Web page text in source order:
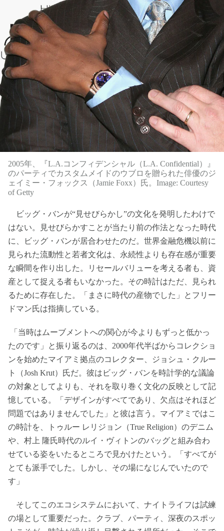
2005年、『L.A.コンフィデンシャル（L.A. Confidential）』
のパーティでカスタムメイドのウブロを贈られた俳優のジ
ェイミー・フォックス（Jamie Foxx）氏。Image: Courtesy
of Getty
ビッグ・バンが“見せびらかし”の文化を発明したわけで
はない。見せびらかすことが当たり前の作法となった時代
に、ビッグ・バンが居合わせたのだ。世界金融危機以前に
見られた流動性と若者文化は、永続性よりも存在感が重要
な瞬間を作り出した。リセールバリューを考える者も、資
産として捉える者もいなかった。その時計はただ、見られ
るために存在した。「まさに時代の産物でした」とフリー
ドマン氏は指摘している。
「当時はムーブメントへの関心が今よりもずっと低かっ
たのです」と振り返るのは、2000年代半ばからコレクショ
ンを始めたマイアミ拠点のコレクター、ジョシュ・クルー
ト（Josh Krut）氏だ。彼はビッグ・バンを時計学的な議論
の対象としてよりも、それを取り巻く文化の反映として記
憶している。「デザインがすべてであり、欠点はそれほど
問題ではありませんでした」と彼は言う。マイアミではこ
の時計を、トゥルー レリジョン（True Religion）のデニム
や、村上 隆氏時代のルイ・ヴィトンのバッグと組み合わ
せている姿をいたるところで見かけたという。「すべてが
とても派手でした。しかし、その場になじんでいたので
す」
そしてこのエコシステムにおいて、ナイトライフは試練
の場として重要だった。クラブ、パーティ、深夜のスポッ